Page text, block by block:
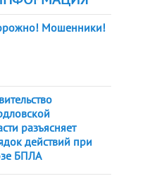
Мошенники!
разъясняет
действий при
БПЛА